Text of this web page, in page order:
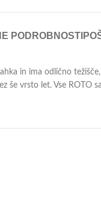
PODROBNOSTI
in ima odlično
še vrsto let. Vse ROTO